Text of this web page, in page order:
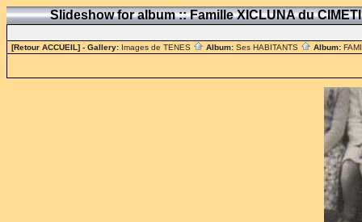
Slideshow for album :: Famille XICLUNA du
[Retour ACCUEIL] - Gallery: Images de TENES Album: Ses HABITANTS Album: